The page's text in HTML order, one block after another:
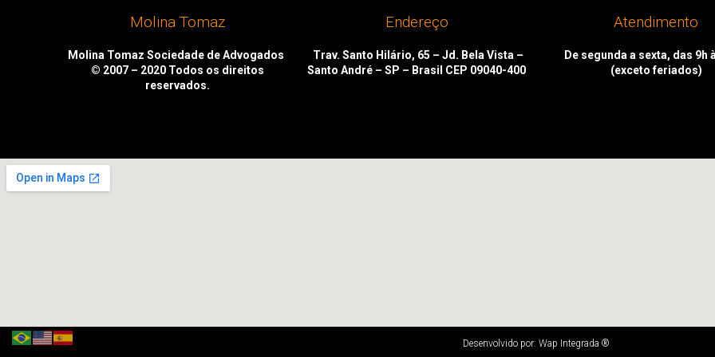
Molina Tomaz
Molina Tomaz Sociedade de Advogados
© 2007 – 2020 Todos os direitos
reservados.
Endereço
Trav. Santo Hilário, 65 – Jd. Bela Vista –
Santo André – SP – Brasil CEP 09040-400
Atendimento
De segunda a sexta, das 9h
(exceto feriados)
Desenvolvido por: Wap Integrada ®